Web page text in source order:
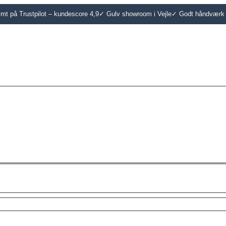
på Trustpilot – kundescore 4,9✓ Gulv showroom i Vejle✓ Godt håndværk